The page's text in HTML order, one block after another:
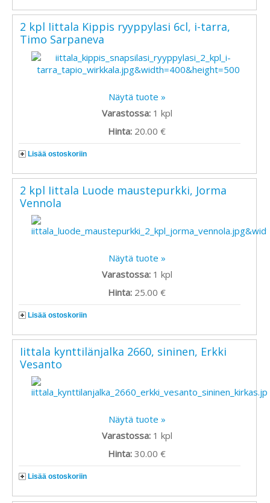
2 kpl Iittala Kippis ryyppylasi 6cl, i-tarra,
Timo Sarpaneva
Näytä tuote »
Varastossa: 1 kpl
Hinta: 20.00 €
Lisää ostoskoriin
2 kpl Iittala Luode maustepurkki, Jorma
Vennola
Näytä tuote »
Varastossa: 1 kpl
Hinta: 25.00 €
Lisää ostoskoriin
Iittala kynttilänjalka 2660, sininen, Erkki
Vesanto
Näytä tuote »
Varastossa: 1 kpl
Hinta:30.00 €
Lisää ostoskoriin